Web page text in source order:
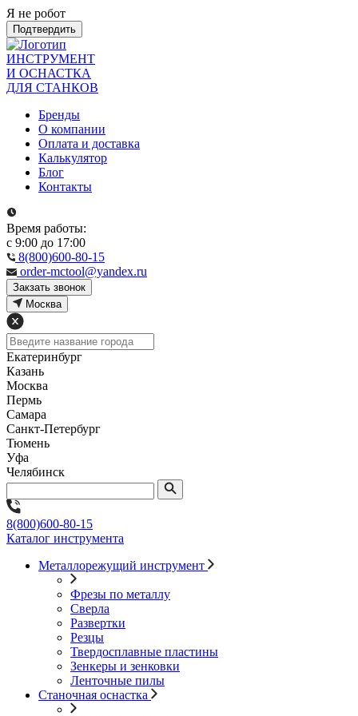
Я не робот
Подтвердить
ИНСТРУМЕНТ
И ОСНАСТКА
ДЛЯ СТАНКОВ
Бренды
О компании
Оплата и доставка
Калькулятор
Блог
Контакты
Время работы:
с 9:00 до 17:00
8(800)600-80-15
order-mctool@yandex.ru
Закзать звонок
Москва
Екатеринбург
Казань
Москва
Пермь
Самара
Санкт-Петербург
Тюмень
Уфа
Челябинск
8(800)600-80-15
Каталог инструмента
Металлорежущий инструмент
Фрезы по металлу
Сверла
Развертки
Резцы
Твердосплавные пластины
Зенкеры и зенковки
Ленточные пилы
Станочная оснастка